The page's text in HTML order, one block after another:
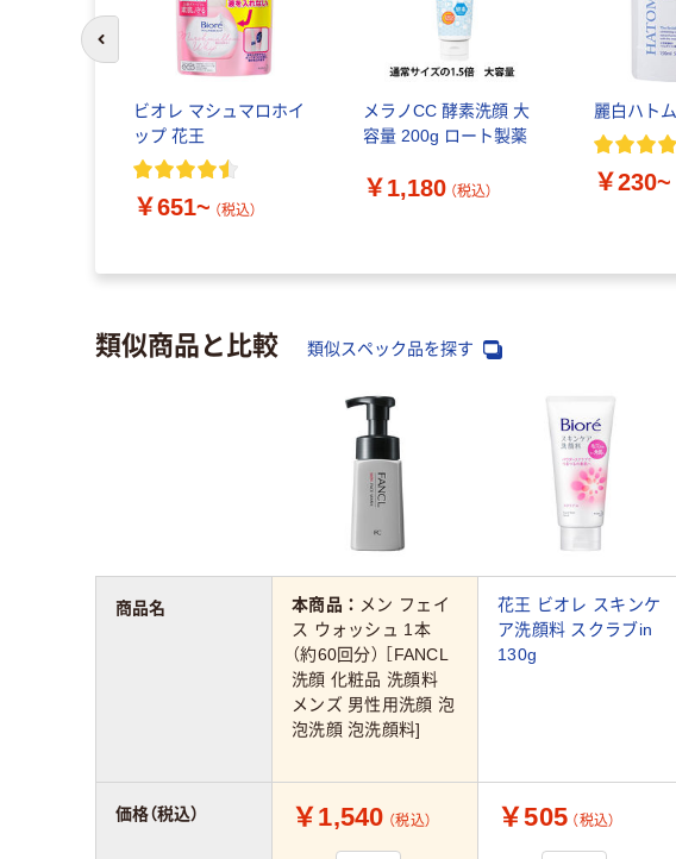
ビオレ マシュマロホイ
ップ 花王
￥651~ （税込）
メラノCC 酵素洗顔 大
容量 200g ロート製薬
￥1,180 （税込） ￥230~
前のスライドへ
類似商品と比較 類似スペック品を探す
本商品： メン フェイ
ス ウォッシュ 1本
（約60回分） ［FANCL
洗顔 化粧品 洗顔料
メンズ 男性用洗顔 泡
泡洗顔 泡洗顔料]
花王 ビオレ スキンケ
ア洗顔料 スクラブin
130g
￥1,540 （税込） ￥505 （税込）
商品名
価格（税込）